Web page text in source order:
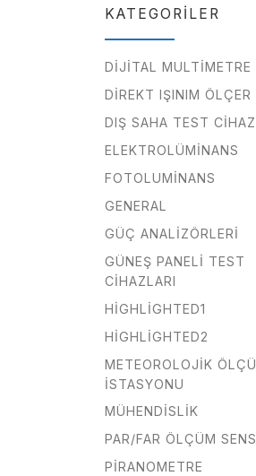
KATEGORILER
DIJITAL MULTIMETRE
DIREKT IŞINIM ÖLÇER
DIŞ SAHA TEST
ELEKTROLÜMINANS
FOTOLUMINANS
GENERAL
GÜÇ ANALIZÖRLERI
GÜNEŞ PANELI TEST
CIHAZLARI
HIGHLIGHTED1
HIGHLIGHTED2
METEOROLOJIK
İSTASYONU
MÜHENDISLIK
PAR/FAR ÖLÇÜM
PIRANOMETRE